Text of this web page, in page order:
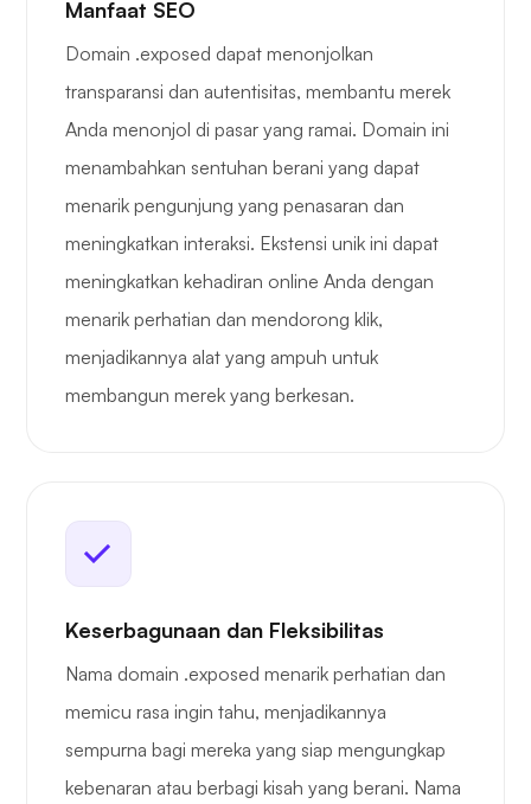
Manfaat SEO
Domain .exposed dapat menonjolkan
transparansi dan autentisitas, membantu merek
Anda menonjol di pasar yang ramai. Domain ini
menambahkan sentuhan berani yang dapat
menarik pengunjung yang penasaran dan
meningkatkan interaksi. Ekstensi unik ini dapat
meningkatkan kehadiran online Anda dengan
menarik perhatian dan mendorong klik,
menjadikannya alat yang ampuh untuk
membangun merek yang berkesan.
Keserbagunaan dan Fleksibilitas
Nama domain .exposed menarik perhatian dan
memicu rasa ingin tahu, menjadikannya
sempurna bagi mereka yang siap mengungkap
kebenaran atau berbagi kisah yang berani. Nama